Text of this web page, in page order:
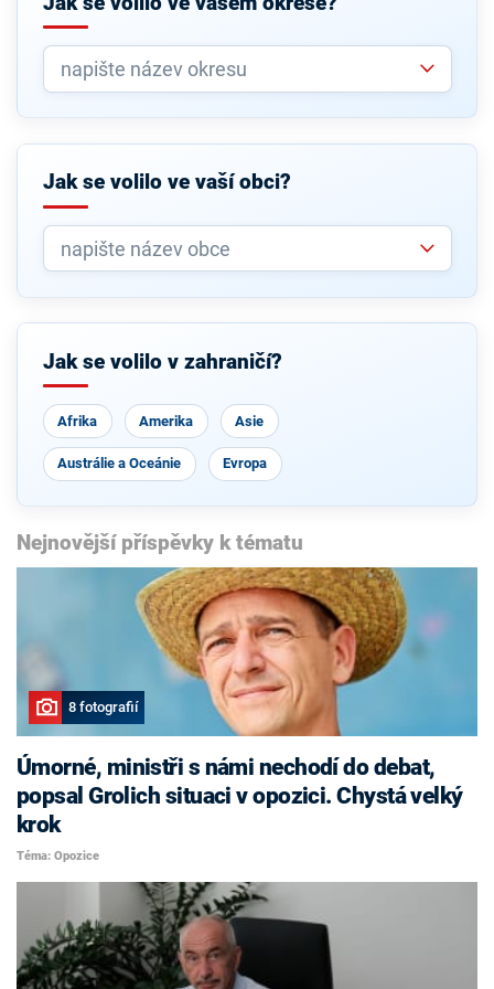
Jak se volilo ve vaší obci?
Jak se volilo v zahraničí?
Afrika Amerika Asie
Austrálie a Oceánie Evropa
Nejnovější příspěvky k tématu
8 fotografií
Úmorné, ministři s námi nechodí do debat,
popsal Grolich situaci v opozici. Chystá velký
krok
Téma: Opozice